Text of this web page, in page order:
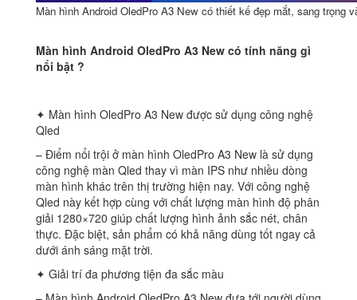
Màn hình Android OledPro A3 New có thiết kế đẹp mắt, sang trọng
Màn hình Android OledPro A3 New có tính năng gì
nổi bật ?
✦ Màn hình OledPro A3 New được sử dụng công nghệ
Qled
– Điểm nổi trội ở màn hình OledPro A3 New là sử dụng
công nghệ màn Qled thay vì màn IPS như nhiều dòng
màn hình khác trên thị trường hiện nay. Với công nghệ
Qled này kết hợp cùng với chất lượng màn hình độ phân
giải 1280×720 giúp chất lượng hình ảnh sắc nét, chân
thực. Đặc biệt, sản phẩm có khả năng dùng tốt ngay cả
dưới ánh sáng mặt trời.
✦ Giải trí đa phương tiện đa sắc màu